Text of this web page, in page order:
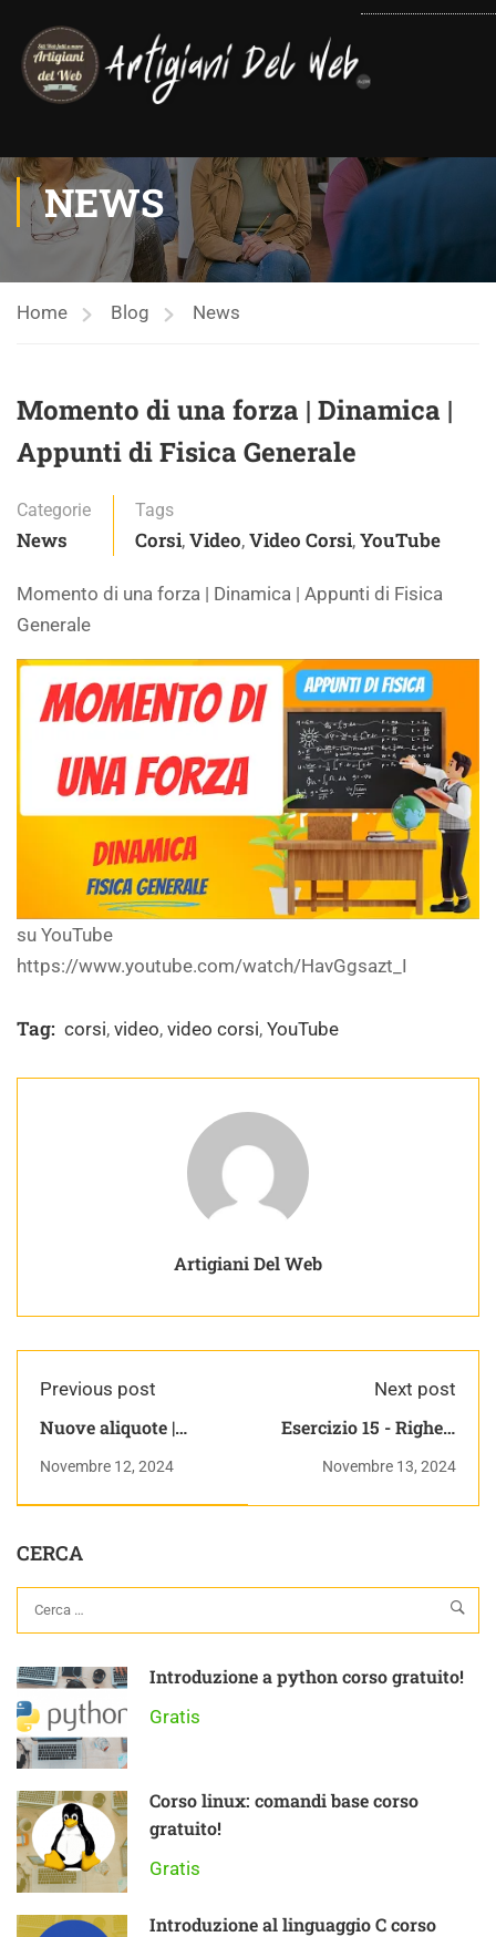
NEWS
Home Blog News
Momento di una forza | Dinamica |
Appunti di Fisica Generale
Categorie
News
Tags
Corsi, Video, Video Corsi, YouTube
Momento di una forza | Dinamica | Appunti di Fisica
Generale
su YouTube
https://www.youtube.com/watch/HavGgsazt_I
Tag: corsi, video, video corsi, YouTube
Artigiani Del Web
Previous post
Nuove aliquote |
Novembre 12, 2024
Next post
Esercizio 15 - Righe e
pratico di C
Novembre 13, 2024
CERCA
Introduzione a python corso gratuito!
Gratis
Corso linux: comandi base corso
gratuito!
Gratis
Introduzione al linguaggio C corso